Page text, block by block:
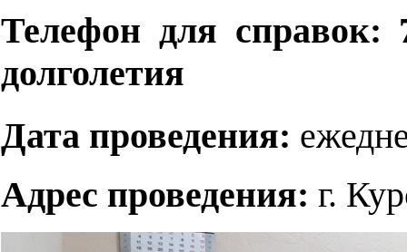
Телефон для справок:
долголетия
Дата проведения:
Адрес проведения: г.